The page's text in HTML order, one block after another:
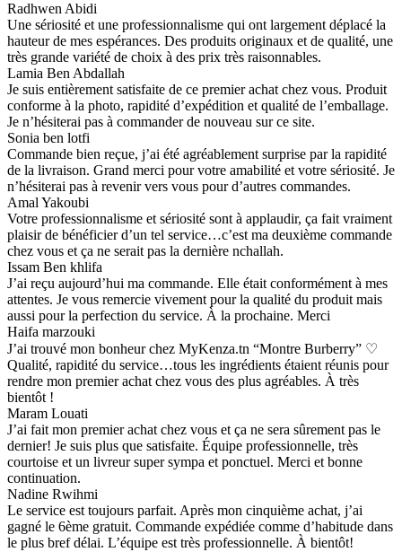
Radhwen Abidi
Une sériosité et une professionnalisme qui ont largement déplacé la
hauteur de mes espérances. Des produits originaux et de qualité, une
très grande variété de choix à des prix très raisonnables.
Lamia Ben Abdallah
Je suis entièrement satisfaite de ce premier achat chez vous. Produit
conforme à la photo, rapidité d’expédition et qualité de l’emballage.
Je n’hésiterai pas à commander de nouveau sur ce site.
Sonia ben lotfi
Commande bien reçue, j’ai été agréablement surprise par la rapidité
de la livraison. Grand merci pour votre amabilité et votre sériosité. Je
n’hésiterai pas à revenir vers vous pour d’autres commandes.
Amal Yakoubi
Votre professionnalisme et sériosité sont à applaudir, ça fait vraiment
plaisir de bénéficier d’un tel service…c’est ma deuxième commande
chez vous et ça ne serait pas la dernière nchallah.
Issam Ben khlifa
J’ai reçu aujourd’hui ma commande. Elle était conformément à mes
attentes. Je vous remercie vivement pour la qualité du produit mais
aussi pour la perfection du service. À la prochaine. Merci
Haifa marzouki
J’ai trouvé mon bonheur chez MyKenza.tn “Montre Burberry” ♡
Qualité, rapidité du service…tous les ingrédients étaient réunis pour
rendre mon premier achat chez vous des plus agréables. À très
bientôt !
Maram Louati
J’ai fait mon premier achat chez vous et ça ne sera sûrement pas le
dernier! Je suis plus que satisfaite. Équipe professionnelle, très
courtoise et un livreur super sympa et ponctuel. Merci et bonne
continuation.
Nadine Rwihmi
Le service est toujours parfait. Après mon cinquième achat, j’ai
gagné le 6ème gratuit. Commande expédiée comme d’habitude dans
le plus bref délai. L’équipe est très professionnelle. À bientôt!